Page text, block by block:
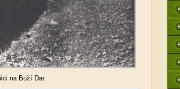
na Boží Dar.